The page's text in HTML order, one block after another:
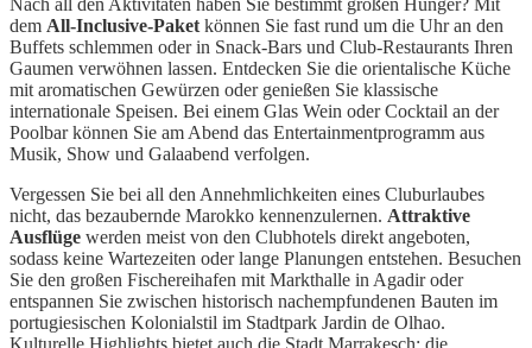
Nach all den Aktivitäten haben Sie bestimmt großen Hunger? Mit
dem All-Inclusive-Paket können Sie fast rund um die Uhr an den
Buffets schlemmen oder in Snack-Bars und Club-Restaurants Ihren
Gaumen verwöhnen lassen. Entdecken Sie die orientalische Küche
mit aromatischen Gewürzen oder genießen Sie klassische
internationale Speisen. Bei einem Glas Wein oder Cocktail an der
Poolbar können Sie am Abend das Entertainmentprogramm aus
Musik, Show und Galaabend verfolgen.
Vergessen Sie bei all den Annehmlichkeiten eines Cluburlaubes
nicht, das bezaubernde Marokko kennenzulernen. Attraktive
Ausflüge werden meist von den Clubhotels direkt angeboten,
sodass keine Wartezeiten oder lange Planungen entstehen. Besuchen
Sie den großen Fischereihafen mit Markthalle in Agadir oder
entspannen Sie zwischen historisch nachempfundenen Bauten im
portugiesischen Kolonialstil im Stadtpark Jardin de Olhao.